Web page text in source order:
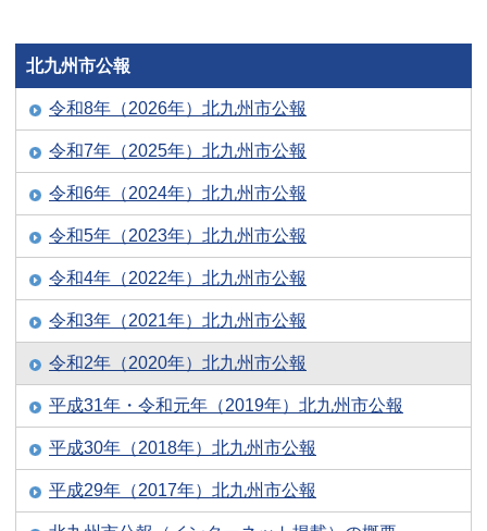
北九州市公報
令和8年（2026年）北九州市公報
令和7年（2025年）北九州市公報
令和6年（2024年）北九州市公報
令和5年（2023年）北九州市公報
令和4年（2022年）北九州市公報
令和3年（2021年）北九州市公報
令和2年（2020年）北九州市公報
平成31年・令和元年（2019年）北九州市公報
平成30年（2018年）北九州市公報
平成29年（2017年）北九州市公報